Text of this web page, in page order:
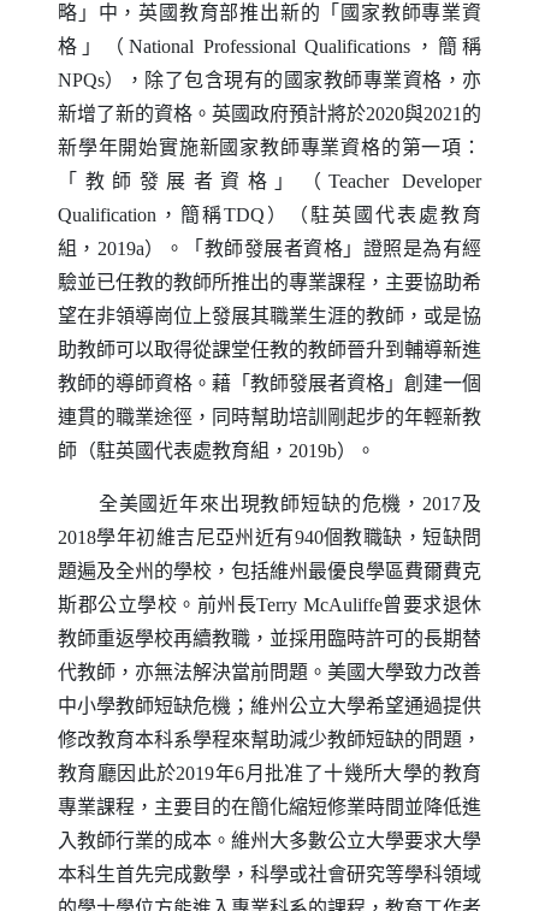
略」中，英國教育部推出新的「國家教師專業資
格」（ National Professional Qualifications ，簡稱
NPQs），除了包含現有的國家教師專業資格，亦
新增了新的資格。英國政府預計將於2020與2021的
新學年開始實施新國家教師專業資格的第一項：
「教師發展者資格」（Teacher Developer
Qualification ，簡稱TDQ ）（駐英國代表處教育
組，2019a）。「教師發展者資格」證照是為有經
驗並已任教的教師所推出的專業課程，主要協助希
望在非領導崗位上發展其職業生涯的教師，或是協
助教師可以取得從課堂任教的教師晉升到輔導新進
教師的導師資格。藉「教師發展者資格」創建一個
連貫的職業途徑，同時幫助培訓剛起步的年輕新教
師（駐英國代表處教育組，2019b）。
全美國近年來出現教師短缺的危機，2017及
2018學年初維吉尼亞州近有940個教職缺，短缺問
題遍及全州的學校，包括維州最優良學區費爾費克
斯郡公立學校。前州長Terry McAuliffe曾要求退休
教師重返學校再續教職，並採用臨時許可的長期替
代教師，亦無法解決當前問題。美國大學致力改善
中小學教師短缺危機；維州公立大學希望通過提供
修改教育本科系學程來幫助減少教師短缺的問題，
教育廳因此於2019年6月批准了十幾所大學的教育
專業課程，主要目的在簡化縮短修業時間並降低進
入教師行業的成本。維州大多數公立大學要求大學
本科生首先完成數學，科學或社會研究等學科領域